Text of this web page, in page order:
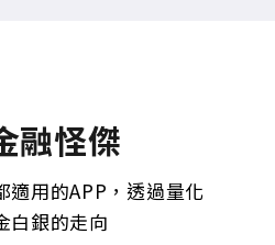
融怪傑
適用的APP，透過量化
白銀的走向